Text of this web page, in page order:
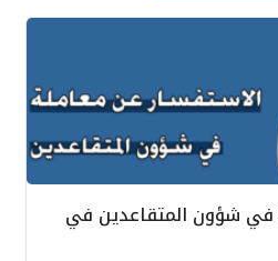
في شؤون المتقاعدين في